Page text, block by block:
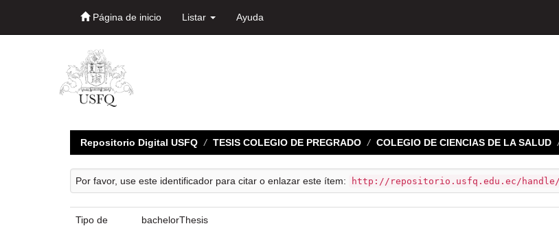
Página de inicio Listar Ayuda
Repositorio Digital USFQ TESIS COLEGIO DE PREGRADO COLEGIO DE CIENCIAS DE LA SALUD
Por favor, use este identificador para citar o enlazar este ítem: http://repositorio.usfq.edu.ec/handle/
Tipo de
bachelorThesis